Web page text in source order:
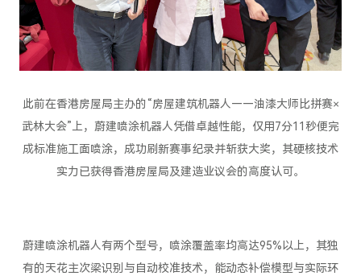
此前在香港房屋局主办的“房屋建筑机器人——油漆大师比拼赛×
武林大会”上，蔚建喷涂机器人凭借卓越性能，仅用7分11秒便完
成标准施工面喷涂，成功刷新赛事纪录并斩获大奖，其硬核技术
实力已获得香港房屋局及建造业议会的高度认可。
蔚建喷涂机器人有两个型号，喷涂覆盖率均高达95%以上，其独
有的天花主次梁识别与自动校准技术，能动态补偿模型与实际环